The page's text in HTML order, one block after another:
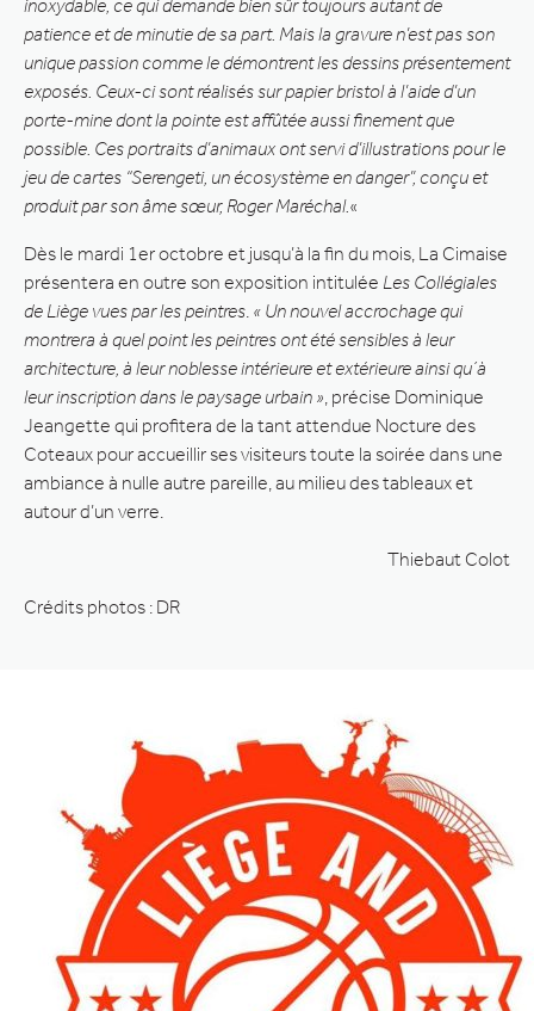
inoxydable, ce qui demande bien sûr toujours autant de
patience et de minutie de sa part. Mais la gravure n’est pas son
unique passion comme le démontrent les dessins présentement
exposés. Ceux-ci sont réalisés sur papier bristol à l’aide d’un
porte-mine dont la pointe est affûtée aussi finement que
possible. Ces portraits d’animaux ont servi d’illustrations pour le
jeu de cartes “Serengeti, un écosystème en danger”, conçu et
produit par son âme sœur, Roger Maréchal.«
Dès le mardi 1er octobre et jusqu’à la fin du mois, La Cimaise
présentera en outre son exposition intitulée Les Collégiales
de Liège vues par les peintres « Un nouvel accrochage qui
montrera à quel point les peintres ont été sensibles à leur
architecture, à leur noblesse intérieure et extérieure ainsi qu´à
leur inscription dans le paysage urbain » , précise Dominique
Jeangette qui profitera de la tant attendue Nocture des
Coteaux pour accueillir ses visiteurs toute la soirée dans une
ambiance à nulle autre pareille, au milieu des tableaux et
autour d’un verre.
Thiebaut Colot
Crédits photos : DR